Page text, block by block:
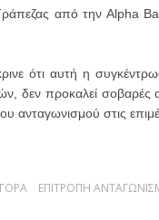
από την Alpha
ότι αυτή η
δεν προκαλεί
ανταγωνισμού στις
ΕΠΙΤΡΟΠΗ